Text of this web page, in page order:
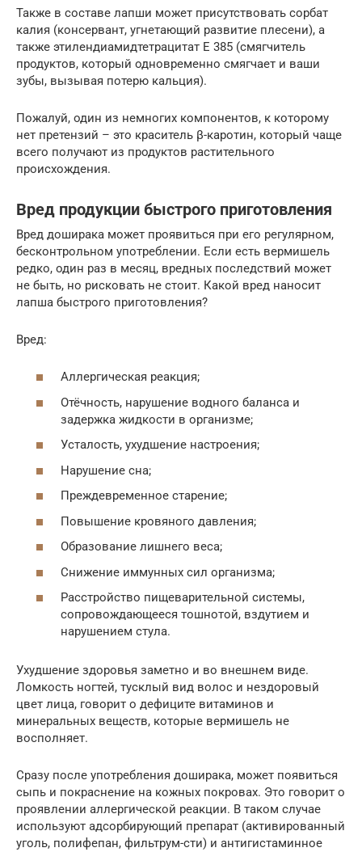
Также в составе лапши может присутствовать сорбат
калия (консервант, угнетающий развитие плесени), а
также этилендиамидтетрацитат E 385 (смягчитель
продуктов, который одновременно смягчает и ваши
зубы, вызывая потерю кальция).
Пожалуй, один из немногих компонентов, к которому
нет претензий – это краситель β-каротин, который чаще
всего получают из продуктов растительного
происхождения.
Вред продукции быстрого приготовления
Вред доширака может проявиться при его регулярном,
бесконтрольном употреблении. Если есть вермишель
редко, один раз в месяц, вредных последствий может
не быть, но рисковать не стоит. Какой вред наносит
лапша быстрого приготовления?
Вред:
Аллергическая реакция;
Отёчность, нарушение водного баланса и
задержка жидкости в организме;
Усталость, ухудшение настроения;
Нарушение сна;
Преждевременное старение;
Повышение кровяного давления;
Образование лишнего веса;
Снижение иммунных сил организма;
Расстройство пищеварительной системы,
сопровождающееся тошнотой, вздутием и
нарушением стула.
Ухудшение здоровья заметно и во внешнем виде.
Ломкость ногтей, тусклый вид волос и нездоровый
цвет лица, говорит о дефиците витаминов и
минеральных веществ, которые вермишель не
восполняет.
Сразу после употребления доширака, может появиться
сыпь и покраснение на кожных покровах. Это говорит о
проявлении аллергической реакции. В таком случае
используют адсорбирующий препарат (активированный
уголь, полифепан, фильтрум-сти) и антигистаминное